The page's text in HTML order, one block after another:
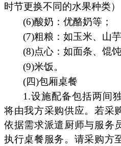
时节更换不同的水果种类）
(6)酸奶：优酪奶等；
(7)粗粮：如玉米、山
(8)点心：如面条、馄
(9)米饭。
(四)包厢桌餐
1.设施配备包括两间
将由我方采购供应。若采
依据需求派遣厨师与服务
执行桌餐服务。请采购方